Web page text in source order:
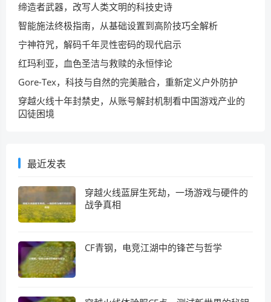
缔造者武器，改写人类文明的科技史诗
智能施法终极指南，从基础设置到高阶技巧全解析
宁神符咒，解码千年灵性密码的现代启示
红玛利亚，血色圣洁与救赎的永恒悖论
Gore-Tex，科技与自然的完美融合，重新定义户外防护
穿越火线十年封禁史，从账号解封机制看中国游戏产业的
囚徒困境
最近发表
穿越火线蓝屏生死劫，一场游戏与硬件的
战争真相
CF青钢，电竞江湖中的锋芒与哲学